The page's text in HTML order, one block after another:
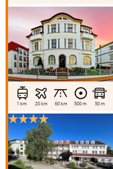
1 km 20 km 60 km 500 m 50 m